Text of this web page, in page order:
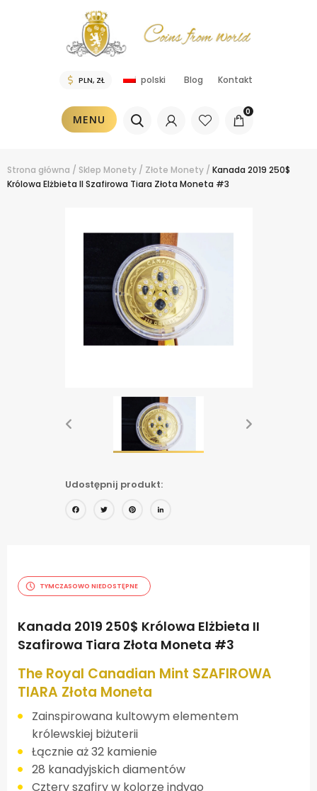
polski Blog Kontakt
MENU
0
Strona główna / Sklep Monety / Złote Monety / Kanada 2019 250$
Królowa Elżbieta II Szafirowa Tiara Złota Moneta #3
Udostępnij produkt:
Facebook
TwitterPinterest
TYMCZASOWO NIEDOSTĘPNE
Kanada 2019 250$ Królowa Elżbieta II
Szafirowa Tiara Złota Moneta #3
The Royal Canadian Mint SZAFIROWA
TIARA Złota Moneta
Zainspirowana kultowym elementem
królewskiej biżuterii
Łącznie aż 32 kamienie
28 kanadyjskich diamentów
Cztery szafiry w kolorze indygo